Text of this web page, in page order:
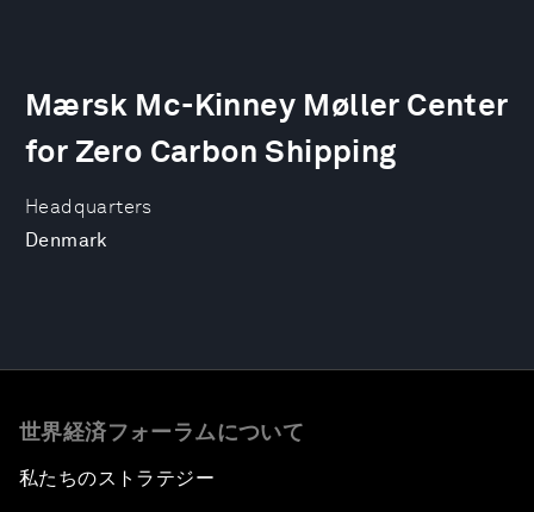
Headquarters
Denmark
Mærsk Mc-Kinney Møller Center
for Zero Carbon Shipping
世界経済フォーラムについて
私たちのストラテジー